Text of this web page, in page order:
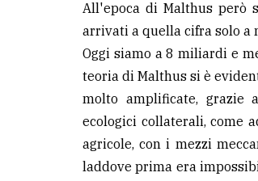
All'epoca di Malthus però
arrivati a quella cifra solo a
Oggi siamo a 8 miliardi e
teoria di Malthus si è
molto amplificate, grazie
ecologici collaterali, come
agricole, con i mezzi
laddove prima era